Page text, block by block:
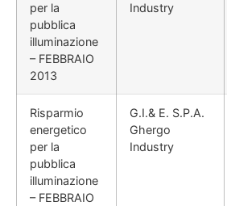
per la
pubblica
illuminazione
– FEBBRAIO
2013
Industry
Risparmio
energetico
per la
pubblica
illuminazione
– FEBBRAIO
G.I.& E. S.P.A.
Ghergo
Industry